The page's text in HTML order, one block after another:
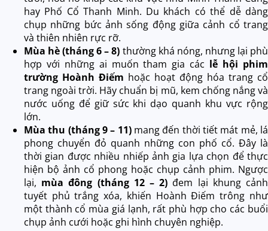
hay Phố Cổ Thanh Minh. Du khách có thể dễ dàng
chụp những bức ảnh sống động giữa cảnh cổ trang
và thiên nhiên rực rỡ.
Mùa hè (tháng 6 – 8) thường khá nóng, nhưng lại phù
hợp với những ai muốn tham gia các lễ hội phim
trường Hoành Điếm hoặc hoạt động hóa trang cổ
trang ngoài trời. Hãy chuẩn bị mũ, kem chống nắng và
nước uống để giữ sức khi dạo quanh khu vực rộng
lớn.
Mùa thu (tháng 9 – 11)mang đến thời tiết mát mẻ, lá
phong chuyển đỏ quanh những con phố cổ. Đây là
thời gian được nhiều nhiếp ảnh gia lựa chọn để thực
hiện bộ ảnh cổ phong hoặc chụp cảnh phim. Ngược
lại, mùa đông (tháng 12 – 2) đem lại khung cảnh
tuyết phủ trắng xóa, khiến Hoành Điếm trông như
một thành cổ mùa giá lạnh, rất phù hợp cho các buổi
chụp ảnh cưới hoặc ghi hình chuyên nghiệp.